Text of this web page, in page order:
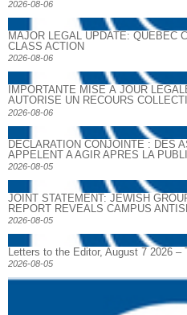
2026-08-06
MAJOR LEGAL UPDATE: QUEBEC
CLASS ACTION
2026-08-06
IMPORTANTE MISE À JOUR
AUTORISE UN RECOURS
2026-08-06
DECLARATION CONJOINTE : DES
APPELENT A AGIR APRES LA
2026-08-05
JOINT STATEMENT: JEWISH
REPORT REVEALS CAMPUS
2026-08-05
Letters to the Editor, August 7 2026
2026-08-05